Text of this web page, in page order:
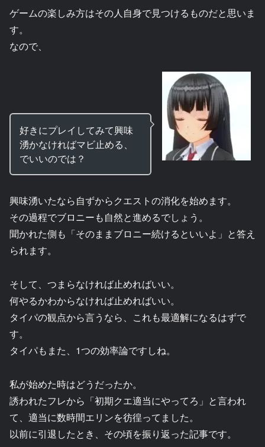
ゲームの楽しみ方はその人自身で見つけるものだと思いま
す。
なので、
好きにプレイしてみて興味
湧かなければマビ止める、
でいいのでは？
興味湧いたなら自ずからクエストの消化を始めます。
その過程でブロニーも自然と進めるでしょう。
聞かれた側も「そのままブロニー続けるといいよ」と答え
られます。
そして、つまらなければ止めればいい。
何やるかわからなければ止めればいい。
タイパの観点から言うなら、これも最適解になるはずで
す。
タイパもまた、1つの効率論ですしね。
私が始めた時はどうだったか。
誘われたフレから「初期クエ適当にやってろ」と言われ
て、適当に数時間エリンを彷徨ってました。
以前に引退したとき、その頃を振り返った記事です。